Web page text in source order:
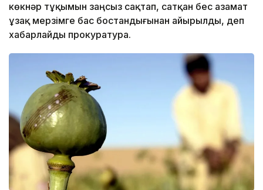
көкнәр тұқымын заңсыз сақтап, сатқан бес азамат
ұзақ мерзімге бас бостандығынан айырылды, деп
хабарлайды прокуратура.